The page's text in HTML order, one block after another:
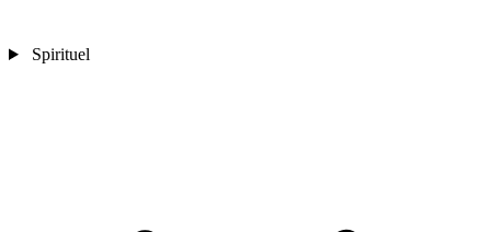
Spirituel